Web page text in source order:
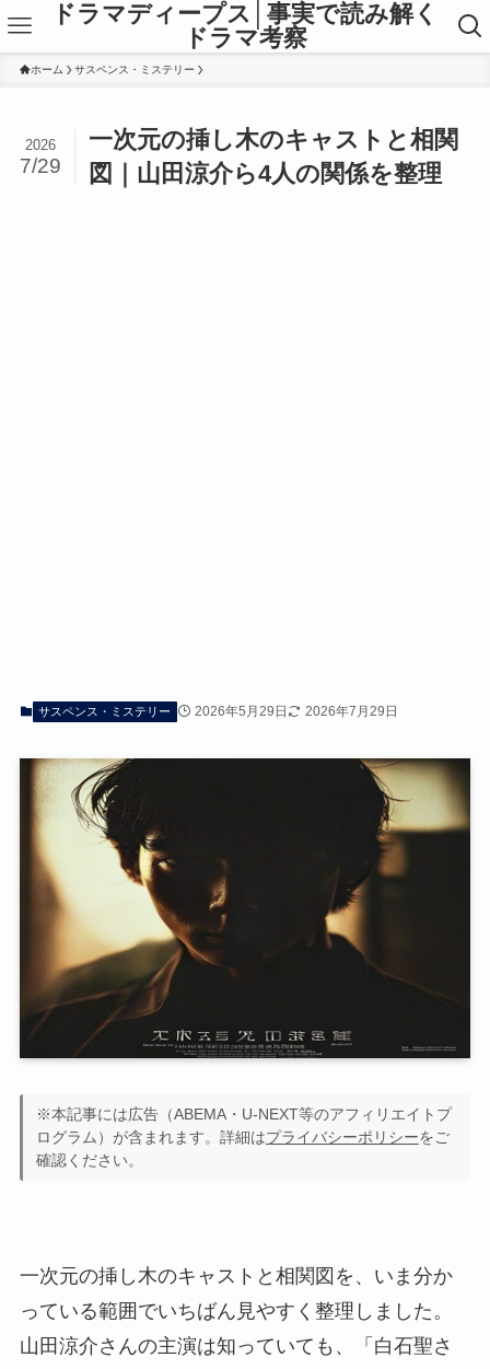
ドラマディープス│事実で読み解く
ドラマ考察
ホーム サスペンス・ミステリー
一次元の挿し木のキャストと相関
図｜山田涼介ら4人の関係を整理
2026
7/29
サスペンス・ミステリー 2026年5月29日 2026年7月29日
※本記事には広告（ABEMA・U-NEXT等のアフィリエイトプ
ログラム）が含まれます。詳細はプライバシーポリシーをご
確認ください。
一次元の挿し木のキャストと相関図を、いま分か
っている範囲でいちばん見やすく整理しました。
山田涼介さんの主演は知っていても、「白石聖さ